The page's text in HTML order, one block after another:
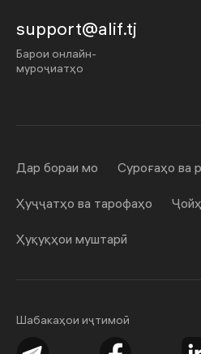
support@alif.tj
Барои онлайн-
муроҷиатҳо
Шабакаҳои иҷтимоӣ
Дар бораи мо Суроғаҳо ва
Ҳуҷҷатҳо ва тарофаҳо
Ҳуқуқҳои муштарӣ